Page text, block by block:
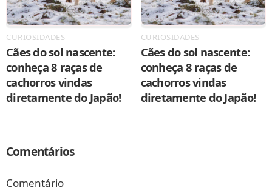
CURIOSIDADES
Cães do sol nascente:
conheça 8 raças de
cachorros vindas
diretamente do Japão!
CURIOSIDADES
Cães do sol nascente:
conheça 8 raças de
cachorros vindas
diretamente do Japão!
Comentários
Comentário